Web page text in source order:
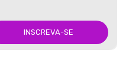
INSCREVA-SE